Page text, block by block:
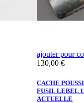
ajouter pour
Prix
130,00 €
CACHE
FUSIL LEBEL
ACTUELLE